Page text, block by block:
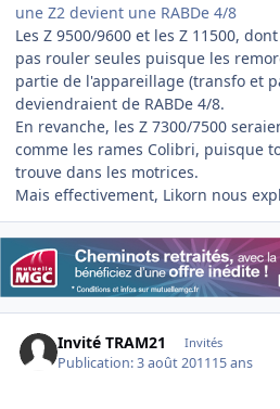
une Z2 devient une RABDe 4/8
Les Z 9500/9600 et les Z 11500,
pas rouler seules puisque les
partie de l'appareillage (transfo et
deviendraient de RABDe 4/8.
En revanche, les Z 7300/7500
comme les rames Colibri, puisque
trouve dans les motrices.
Mais effectivement, Likorn nous
Invité TRAM21 Invités
Publication:3 août 201115 ans